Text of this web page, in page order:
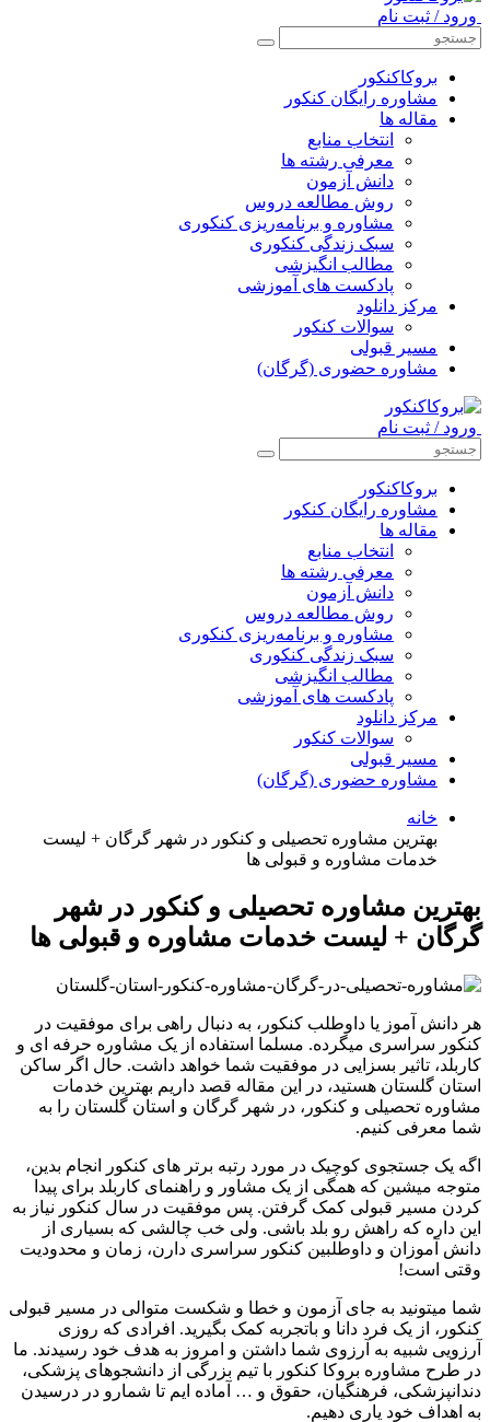
ورود / ثبت نام
بروکاکنکور
مشاوره رایگان کنکور
مقاله ها
انتخاب منابع
معرفی رشته ها
دانش آزمون
روش مطالعه دروس
مشاوره و برنامه‌ریزی کنکوری
سبک زندگی کنکوری
مطالب انگیزشی
پادکست های آموزشی
مرکز دانلود
سوالات کنکور
مسیر قبولی
مشاوره حضوری (گرگان)
ورود / ثبت نام
بروکاکنکور
مشاوره رایگان کنکور
مقاله ها
انتخاب منابع
معرفی رشته ها
دانش آزمون
روش مطالعه دروس
مشاوره و برنامه‌ریزی کنکوری
سبک زندگی کنکوری
مطالب انگیزشی
پادکست های آموزشی
مرکز دانلود
سوالات کنکور
مسیر قبولی
مشاوره حضوری (گرگان)
خانه
بهترین مشاوره تحصیلی و کنکور در شهر گرگان + لیست
خدمات مشاوره و قبولی ها
بهترین مشاوره تحصیلی و کنکور در شهر
گرگان + لیست خدمات مشاوره و قبولی ها
هر دانش آموز یا داوطلب کنکور، به دنبال راهی برای موفقیت در
کنکور سراسری می­گرده. مسلما استفاده از یک مشاوره حرفه ای و
کاربلد، تاثیر بسزایی در موفقیت شما خواهد داشت. حال اگر ساکن
استان گلستان هستید، در این مقاله قصد داریم بهترین خدمات
مشاوره تحصیلی و کنکور، در شهر گرگان و استان گلستان را به
شما معرفی کنیم.
اگه یک جستجوی کوچیک در مورد رتبه برتر های کنکور انجام بدین،
متوجه میشین که همگی از یک مشاور و راهنمای کاربلد برای پیدا
کردن مسیر قبولی کمک گرفتن. پس موفقیت در سال کنکور نیاز به
این داره که راهش رو بلد باشی. ولی خب چالشی که بسیاری از
دانش آموزان و داوطلبین کنکور سراسری دارن، زمان و محدودیت
وقتی است!
شما میتونید به جای آزمون و خطا و شکست متوالی در مسیر قبولی
کنکور، از یک فرد دانا و باتجربه کمک بگیرید. افرادی که روزی
آرزویی شبیه به آرزوی شما داشتن و امروز به هدف خود رسیدند. ما
در طرح مشاوره بروکا کنکور با تیم بزرگی از دانشجوهای پزشکی،
دندانپزشکی، فرهنگیان، حقوق و … آماده ایم تا شمارو در درسیدن
به اهداف خود یاری دهیم.